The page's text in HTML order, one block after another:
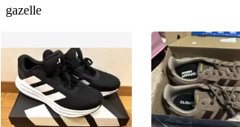
gazelle